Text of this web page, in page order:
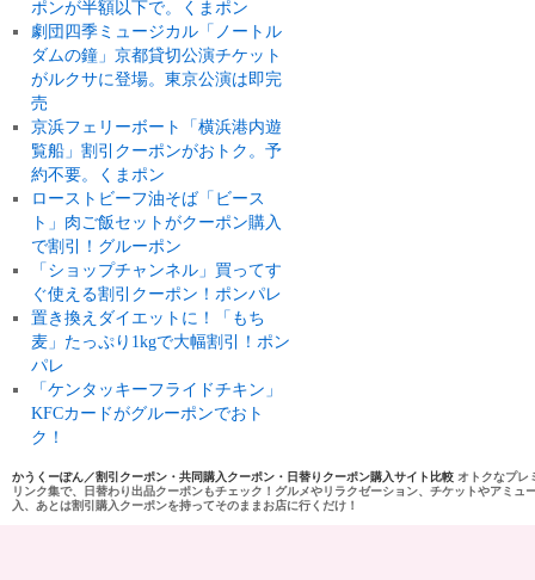
ポンが半額以下で。くまポン
劇団四季ミュージカル「ノートル
ダムの鐘」京都貸切公演チケット
がルクサに登場。東京公演は即完
売
京浜フェリーボート「横浜港内遊
覧船」割引クーポンがおトク。予
約不要。くまポン
ローストビーフ油そば「ビース
ト」肉ご飯セットがクーポン購入
で割引！グルーポン
「ショップチャンネル」買ってす
ぐ使える割引クーポン！ポンパレ
置き換えダイエットに！「もち
麦」たっぷり1kgで大幅割引！ポン
パレ
「ケンタッキーフライドチキン」
KFCカードがグルーポンでおト
ク！
かうくーぽん／割引クーポン・共同購入クーポン・日替りクーポン購入サイト比較 オトクなプレ
リンク集で、日替わり出品クーポンもチェック！グルメやリラクゼーション、チケットやアミ
入、あとは割引購入クーポンを持ってそのままお店に行くだけ！